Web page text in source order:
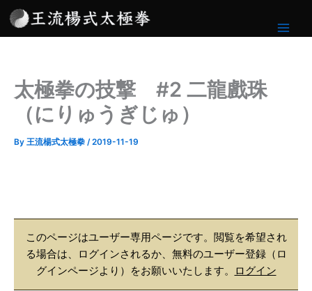
を
太極拳の技撃 #2 二龍戲珠
（にりゅうぎじゅ）
By 王流楊式太極拳 /2019-11-19
このページはユーザー専用ページです。閲覧を希望され
る場合は、ログインされるか、無料のユーザー登録（ロ
グインページより）をお願いいたします。
ログイン